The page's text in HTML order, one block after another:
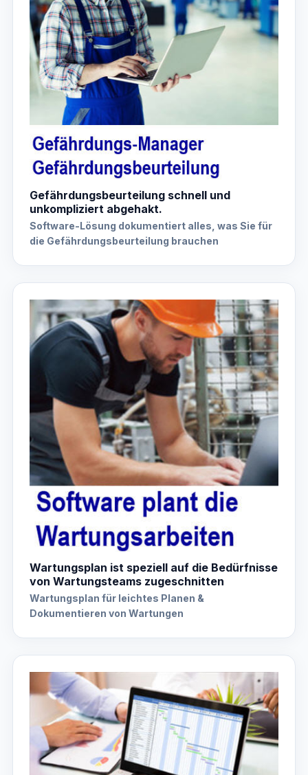
Gefährdungsbeurteilung schnell und
unkompliziert abgehakt.
Software-Lösung dokumentiert alles, was Sie für
die Gefährdungsbeurteilung brauchen
Wartungsplan ist speziell auf die Bedürfnisse
von Wartungsteams zugeschnitten
Wartungsplan für leichtes Planen &
Dokumentieren von Wartungen